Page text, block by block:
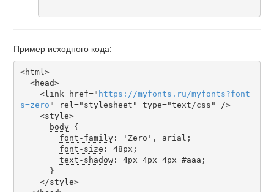
Пример исходного кода:
<html>
    <link href="
https ://myfonts . ru/myfonts?font
s=zero " rel="stylesheet" type="text/css" />
body {
font-family: 'Zero', arial;
font-size : 48px;
text-shadow: 4px 4px 4px #aaa;